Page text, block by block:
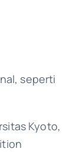
seperti
Kyoto,